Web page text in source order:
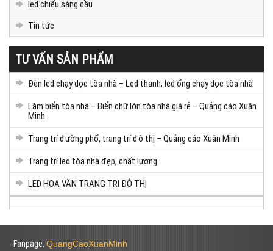
led chiếu sáng cầu
Tin tức
TƯ VẤN SẢN PHẨM
Đèn led chạy dọc tòa nhà – Led thanh, led ống chạy dọc tòa nhà
Làm biển tòa nhà – Biển chữ lớn tòa nhà giá rẻ – Quảng cáo Xuân
Minh
Trang trí đường phố, trang trí đô thị – Quảng cáo Xuân Minh
Trang trí led tòa nhà đẹp, chất lượng
LED HOA VĂN TRANG TRI ĐÔ THỊ
- Fanpage: QuangCaoXuanMinh